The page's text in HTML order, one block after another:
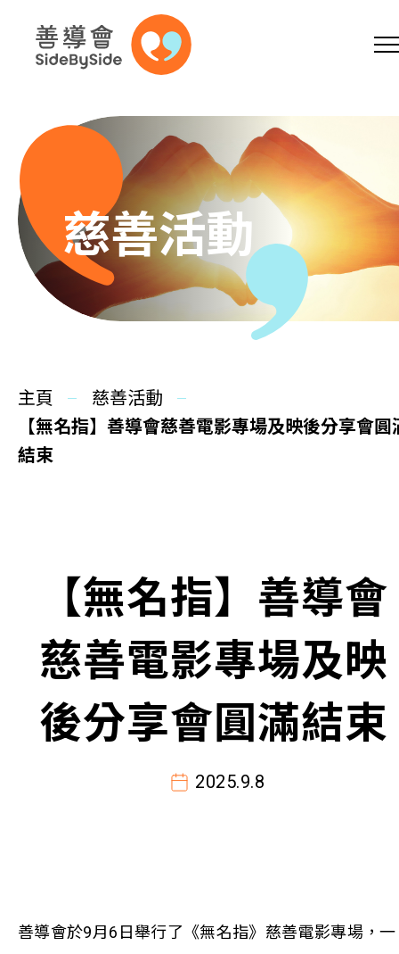
跳到內容（按回車鍵）
A 繁
主頁
同你講故事
慈善活動
相關報導
聯絡我們
慈善活動
主頁
慈善活動
【無名指】善導會慈善電影專場及映後分享會圓
結束
【無名指】善導會
慈善電影專場及映
後分享會圓滿結束
2025.9.8
善導會於9月6日舉行了《無名指》慈善電影專場，一